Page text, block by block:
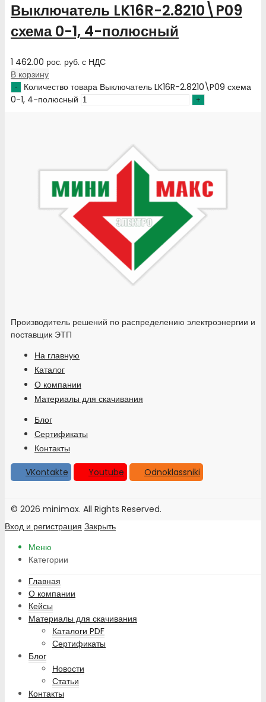
Выключатель LK16R-2.8210\P09
схема 0-1, 4-полюсный
1 462.00 рос. руб. с НДС
В корзину
Количество товара Выключатель LK16R-2.8210\P09 схема
0-1, 4-полюсный
Производитель решений по распределению электроэнергии и
поставщик ЭТП
На главную
Каталог
О компании
Материалы для скачивания
Блог
Сертификаты
Контакты
VKontakte
Youtube Odnoklassniki
© 2026 minimax. All Rights Reserved.
Вход и регистрация Закрыть
Меню
Категории
Главная
О компании
Кейсы
Материалы для скачивания
Каталоги PDF
Сертификаты
Блог
Новости
Статьи
Контакты